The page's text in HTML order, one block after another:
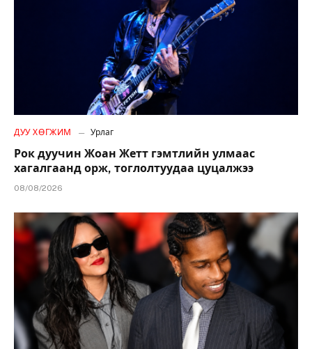
ДУУ ХӨГЖИМ Урлаг
Рок дуучин Жоан Жетт гэмтлийн улмаас
хагалгаанд орж, тоглолтуудаа цуцалжээ
08/08/2026